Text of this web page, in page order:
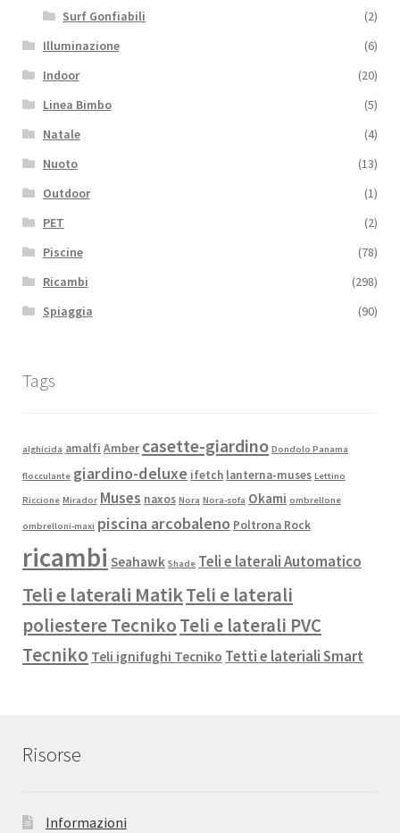
Surf Gonfiabili
(2)
Illuminazione
(6)
Indoor
(20)
Linea Bimbo
(5)
Natale
(4)
Nuoto
(13)
Outdoor
(1)
PET
(2)
Piscine
(78)
Ricambi
(298)
Spiaggia
(90)
Tags
alghicida amalfi Amber casette-giardino Dondolo Panama
flocculante giardino-deluxe ifetch lanterna-muses Lettino
Riccione Mirador Muses naxos Nora Nora-sofa Okami ombrellone
ombrelloni-maxi piscina arcobaleno Poltrona Rock
ricambi Seahawk Shade Teli e laterali Automatico
Teli e laterali MatikTeli e laterali
poliestere TecnikoTeli e laterali PVC
Tecniko Teli ignifughi Tecniko Tetti e lateriali Smart
Risorse
Informazioni